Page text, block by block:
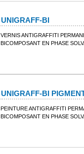
UNIGRAFF-BI
VERNIS ANTIGRAFFITI
BICOMPOSANT EN PHASE
UNIGRAFF-BI
PEINTURE ANTIGRAFFITI
BICOMPOSANT EN PHASE